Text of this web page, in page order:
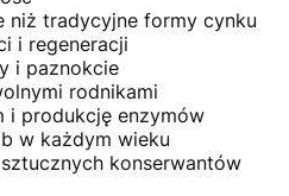
niż tradycyjne formy cynku
i regeneracji
i paznokcie
rodnikami
i produkcję enzymów
w każdym wieku
konserwantów